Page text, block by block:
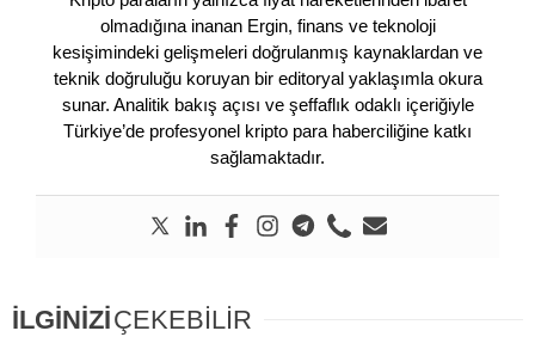
olmadığına inanan Ergin, finans ve teknoloji
kesişimindeki gelişmeleri doğrulanmış kaynaklardan ve
teknik doğruluğu koruyan bir editoryal yaklaşımla okura
sunar. Analitik bakış açısı ve şeffaflık odaklı içeriğiyle
Türkiye’de profesyonel kripto para haberciliğine katkı
sağlamaktadır.
İLGİNİZİÇEKEBİLİR